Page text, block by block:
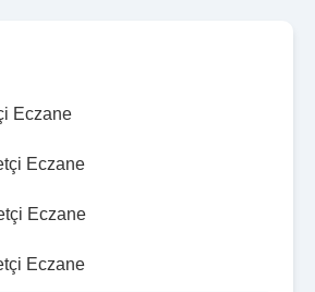
Eczane
Eczane
Eczane
Eczane